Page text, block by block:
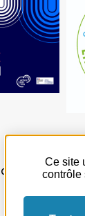
Ce site
contrôle